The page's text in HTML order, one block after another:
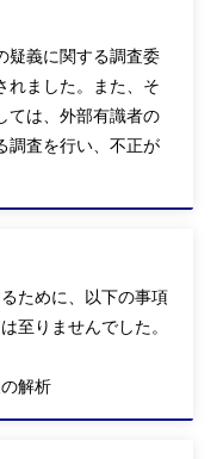
疑義に関する調査委
れました。また、そ
ては、外部有識者の
調査を行い、不正が
ために、以下の事項
至りませんでした。
解析